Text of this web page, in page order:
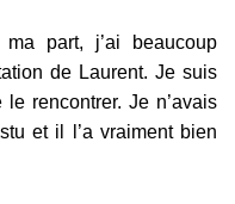
part, j’ai beaucoup
de Laurent. Je suis
rencontrer. Je n’avais
et il l’a vraiment bien